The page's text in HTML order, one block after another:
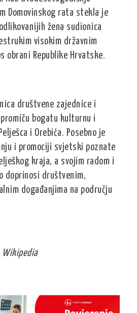
Domovinskog rata stekla je
žena sudionica
visokim državnim
obrani Republike Hrvatske.
društvene zajednice i
bogatu kulturnu i
i Orebića. Posebno je
i promociji svjetski poznate
kraja, a svojim radom i
doprinosi društvenim,
događanjima na području